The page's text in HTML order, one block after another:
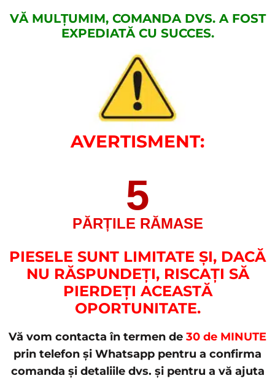
VĂ MULȚUMIM, COMANDA DVS. A FOST
EXPEDIATĂ CU SUCCES.
AVERTISMENT:
PĂRȚILE RĂMASE
5
PIESELE SUNT LIMITATE ȘI, DACĂ
NU RĂSPUNDEȚI, RISCAȚI SĂ
PIERDEȚI ACEASTĂ
OPORTUNITATE.
Vă vom contacta în termen de 30 de MINUTE
prin telefon și Whatsapp pentru a confirma
comanda și detaliile dvs. și pentru a vă ajuta